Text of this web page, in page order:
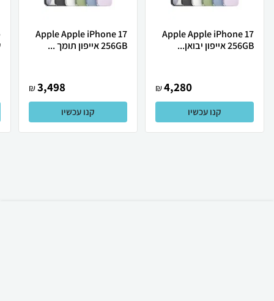
Apple Apple iPhone 17
256GB אייפון יבואן...
4,280
₪
קנו עכשיו
Apple Apple iPhone 17
256GB אייפון תומך ...
3,498
₪
קנו עכשיו